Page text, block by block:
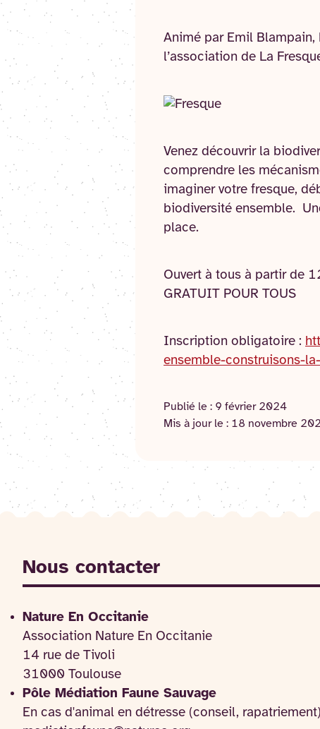
Animé par Emil Blampain,
l’association de La
Venez découvrir la
comprendre les
imaginer votre fresque,
biodiversité ensemble.
place.
Ouvert à tous à partir de
GRATUIT POUR TOUS
Inscription obligatoire :
ensemble-construisons-
Publié le : 9 février 2024
Mis à jour le : 18 novembre
Nous contacter
Nature En Occitanie
Association Nature En Occitanie
14 rue de Tivoli
31000 Toulouse
Pôle Médiation Faune Sauvage
En cas d'animal en détresse (conseil,